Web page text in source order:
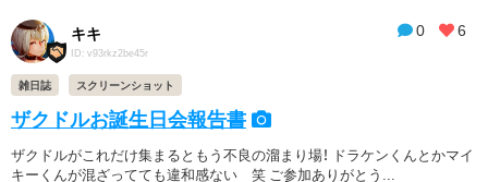
0 6
キキ
ID: v93rkz2be45r
雑日誌 スクリーンショット
ザクドルお誕生日会報告書
ザクドルがこれだけ集まるともう不良の溜まり場！ ドラケンくんとかマイ
キーくんが混ざってても違和感ない 笑 ご参加ありがとう...